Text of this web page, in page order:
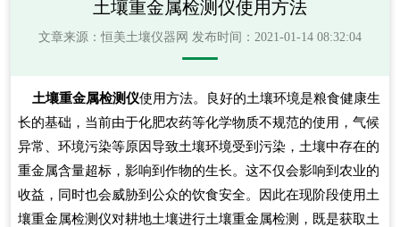
土壤重金属检测仪使用方法
文章来源：恒美土壤仪器网 发布时间：2021-01-14 08:32:04
土壤重金属检测仪使用方法。良好的土壤环境是粮食健康生
长的基础，当前由于化肥农药等化学物质不规范的使用，气候
异常、环境污染等原因导致土壤环境受到污染，土壤中存在的
重金属含量超标，影响到作物的生长。这不仅会影响到农业的
收益，同时也会威胁到公众的饮食安全。因此在现阶段使用土
壤重金属检测仪对耕地土壤进行土壤重金属检测，既是获取土